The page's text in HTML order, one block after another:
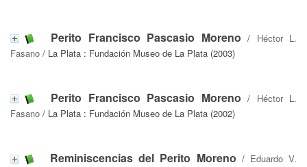
Perito Francisco Pascasio Moreno / Héctor L.
Fasano / La Plata : Fundación Museo de La Plata (2003)
Perito Francisco Pascasio Moreno / Héctor L.
Fasano / La Plata : Fundación Museo de La Plata (2002)
Reminiscencias del Perito Moreno / Eduardo V.